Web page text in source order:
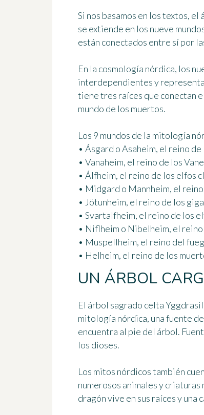
Si nos basamos en los textos,
se extiende en los nueve
están conectados entre sí por
En la cosmología nórdica, los
interdependientes y
tiene tres raíces que conectan
mundo de los muertos.
Los 9 mundos de la mitología
• Ásgard o Asaheim, el reino de
• Vanaheim, el reino de los
• Álfheim, el reino de los elfos
• Midgard o Mannheim, el
• Jötunheim, el reino de los
• Svartalfheim, el reino de los
• Niflheim o Nibelheim, el
• Muspellheim, el reino del
• Helheim, el reino de los
UN ÁRBOL
El árbol sagrado celta
mitología nórdica, una fuente
encuentra al pie del árbol.
los dioses.
Los mitos nórdicos también
numerosos animales y criaturas
dragón vive en sus raíces y una